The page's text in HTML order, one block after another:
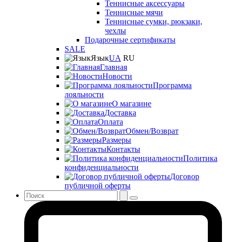
Теннисные аксессуары
Теннисные мячи
Теннисные сумки, рюкзаки,
чехлы
Подарочные сертификаты
SALE
ЯзыкUA RU
Главная
Новости
Программа
лояльности
О магазине
Доставка
Оплата
Обмен/Возврат
Размеры
Контакты
Политика
конфиденциальности
Договор
публичной оферты